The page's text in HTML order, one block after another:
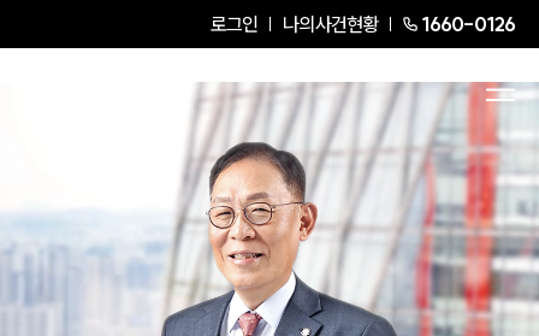
로그인 나의사건현황 1660-0126
Senior Partner Attorney